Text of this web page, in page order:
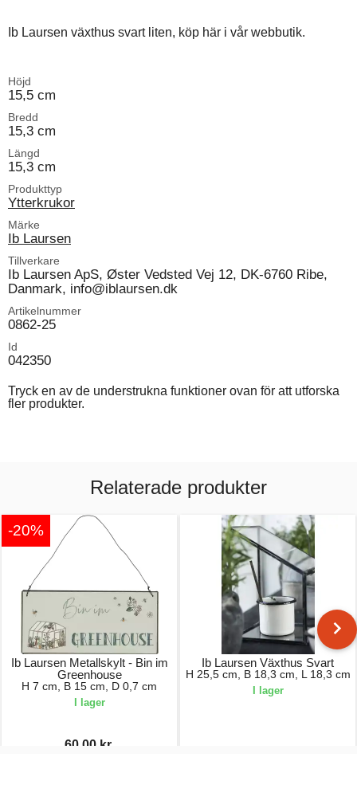
Ib Laursen växthus svart liten, köp här i vår webbutik.
Höjd
15,5 cm
Bredd
15,3 cm
Längd
15,3 cm
Produkttyp
Ytterkrukor
Märke
Ib Laursen
Tillverkare
Ib Laursen ApS, Øster Vedsted Vej 12, DK-6760 Ribe,
Danmark, info@iblaursen.dk
Artikelnummer
0862-25
Id
042350
Tryck en av de understrukna funktioner ovan för att utforska
fler produkter.
Relaterade produkter
-20%
Ib Laursen Metallskylt - Bin im
Greenhouse
H 7 cm, B 15 cm, D 0,7 cm
I lager
60,00 kr.
Ib Laursen Växthus Svart
H 25,5 cm, B 18,3 cm, L 18,3 cm
I lager